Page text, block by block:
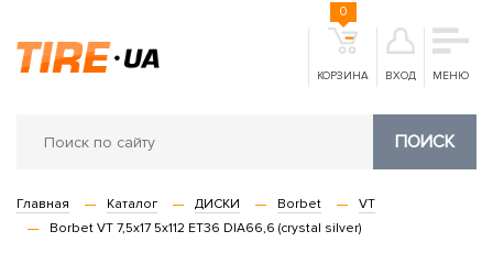
КОРЗИНА
0
ВХОД МЕНЮ
ПОИСК
Главная Каталог ДИСКИ Borbet
VT
Borbet VT 7,5x17 5x112 ET36 DIA66,6 (crystal silver)